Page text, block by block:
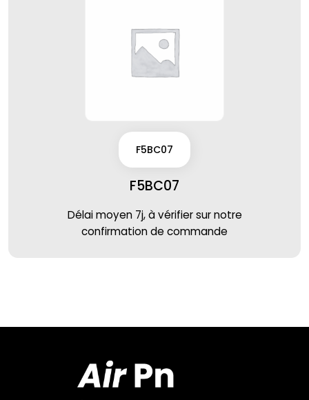
F5BC07
F5BC07
Délai moyen 7j, à vérifier sur notre
confirmation de commande